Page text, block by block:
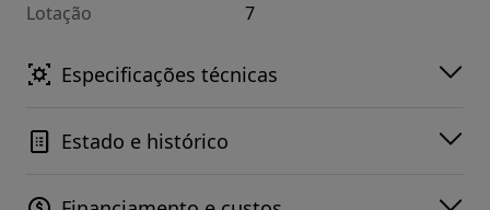
Lotação 7
Especificações técnicas
Estado e histórico